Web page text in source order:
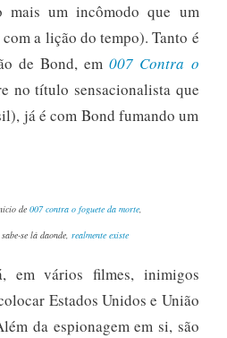
mais um incômodo que um
a lição do tempo). Tanto é
de Bond, em007 Contra o
no título sensacionalista que
já é com Bond fumando um
de 007 contra o foguete da morte,
se lá daonde, realmente existe
em vários filmes, inimigos
Estados Unidos e União
da espionagem em si, são